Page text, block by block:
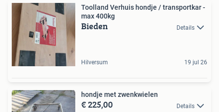
Toolland Verhuis hondje / transportkar -
max 400kg
Bieden Details
Hilversum 19 jul 26
hondje met zwenkwielen
€ 225,00 Details